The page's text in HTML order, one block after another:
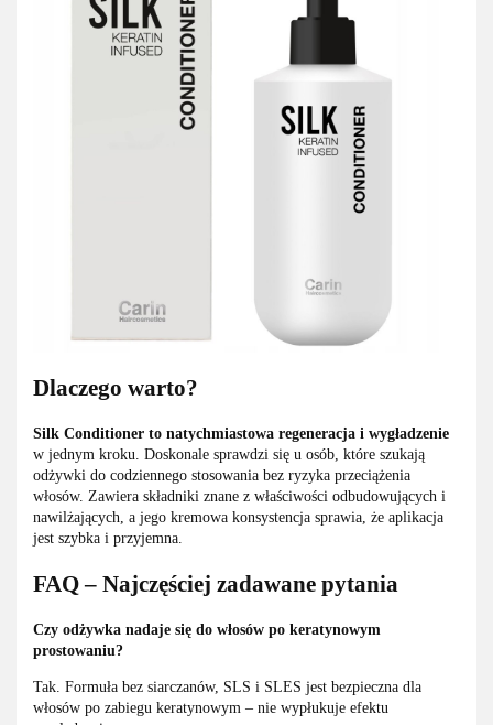
Dlaczego warto?
Silk Conditioner to natychmiastowa regeneracja i wygładzenie
w jednym kroku. Doskonale sprawdzi się u osób, które szukają
odżywki do codziennego stosowania bez ryzyka przeciążenia
włosów. Zawiera składniki znane z właściwości odbudowujących i
nawilżających, a jego kremowa konsystencja sprawia, że aplikacja
jest szybka i przyjemna.
FAQ – Najczęściej zadawane pytania
Czy odżywka nadaje się do włosów po keratynowym
prostowaniu?
Tak. Formuła bez siarczanów, SLS i SLES jest bezpieczna dla
włosów po zabiegu keratynowym – nie wypłukuje efektu